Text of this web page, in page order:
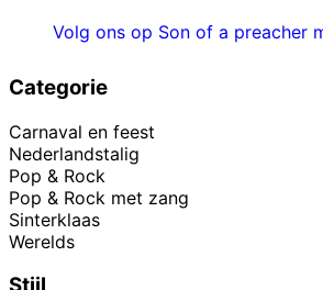
Volg ons op Son of a preacher
Categorie
Carnaval en feest
Nederlandstalig
Pop & Rock
Pop & Rock met zang
Sinterklaas
Werelds